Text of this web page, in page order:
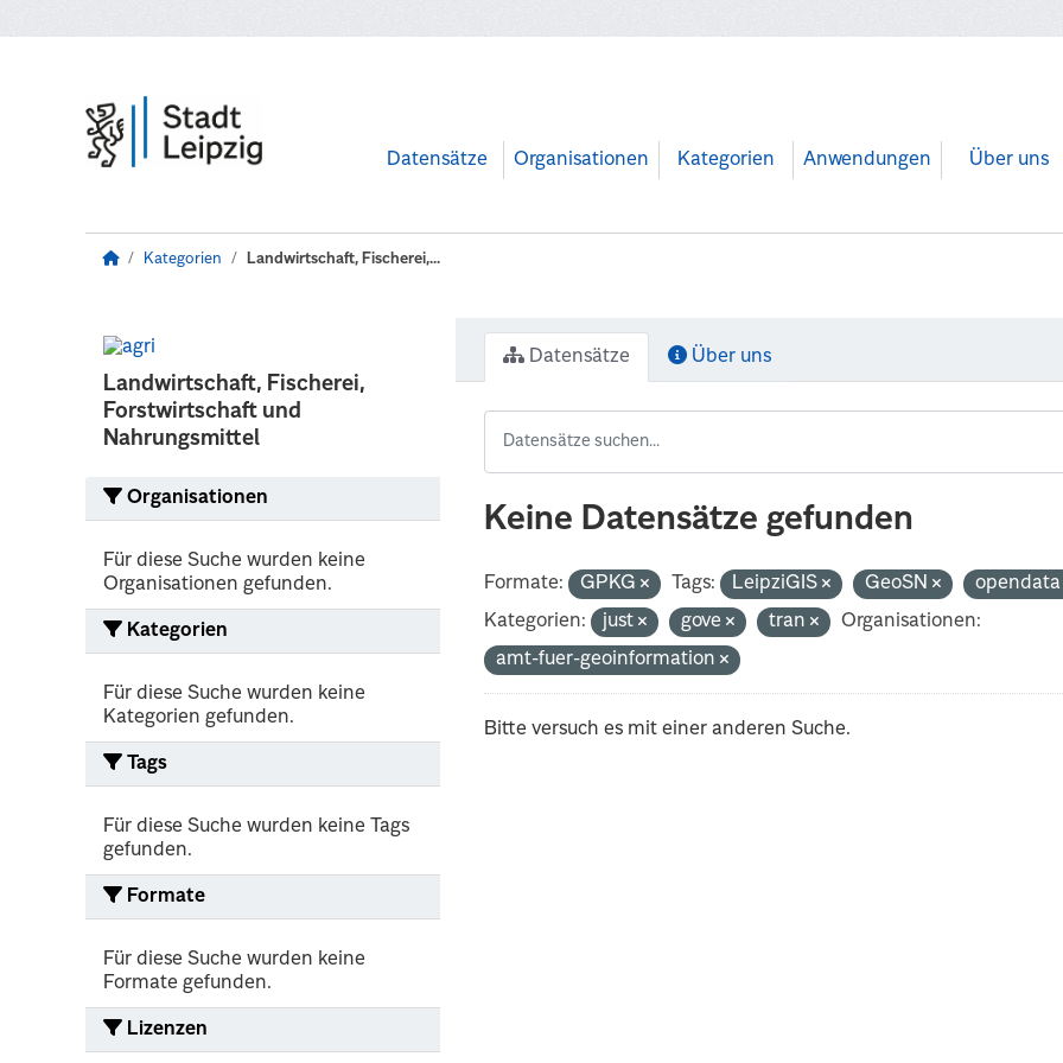
Datensätze Organisationen Kategorien Anwendungen Über uns
Kategorien Landwirtschaft, Fischerei,...
Landwirtschaft, Fischerei,
Forstwirtschaft und
Nahrungsmittel
Organisationen
Für diese Suche wurden keine
Organisationen gefunden.
Kategorien
Für diese Suche wurden keine
Kategorien gefunden.
Tags
Für diese Suche wurden keine Tags
gefunden.
Formate
Für diese Suche wurden keine
Formate gefunden.
Lizenzen
Datensätze Über uns
Keine Datensätze gefunden
Formate: GPKG Tags: LeipziGIS GeoSN
Kategorien:
just gove tran
Organisationen:
amt-fuer-geoinformation
Bitte versuch es mit einer anderen Suche.